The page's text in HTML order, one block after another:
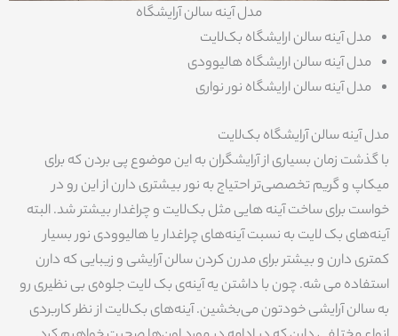
مدل آینه سالن آرایشگاه
مدل آینه سالن ارایشگاه بک‌لایت
مدل آینه سالن ارایشگاه هالیوودی
مدل آینه سالن ارایشگاه نور نواری
مدل آینه سالن آرایشگاه بک‌لایت
با گذشت زمان بسیاری از آرایشگران به این موضوع پی بردن که برای
میکاپ و گریم تخصصی‌تر احتیاج به نور بیشتری دارن از این رو در
خواست برای ساخت آینه هایی مثل بک‌لایت و چراغدار بیشتر شد. البته
آینه‌های بک لایت به نسبت آینه‌های چراغدار یا هالیوودی نور بسیار
کمتری دارن و بیشتر برای مدرن کردن سالن آرایشی و زیبایی که دارن
استفاده می شه. چون با داشتن یه آینه‌ی بک لایت جلوه‌ی بی نظیری رو
به سالن آرایشی خودتون می‌بخشین. آینه‌های بک‌لایت از نظر کاربردی